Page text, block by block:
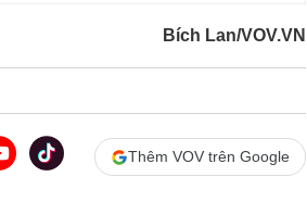
Bích Lan/VOV.VN
Thêm VOV trên Google